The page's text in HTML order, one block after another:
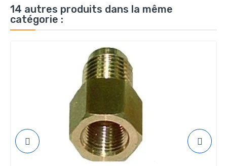
14 autres produits dans la même
catégorie :